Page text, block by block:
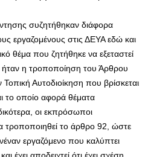
συζητήθηκαν διάφορα
εργαζομένους στις ΔΕΥΑ εδώ και
θέμα που ζητήθηκε να εξεταστεί
η τροποποίηση του Άρθρου
Αυτοδιοίκηση που βρίσκεται
το οποίο αφορά θέματα
οι εκπρόσωποι
τροποποιηθεί το άρθρο 92, ώστε
εργαζόμενο που καλύπτει